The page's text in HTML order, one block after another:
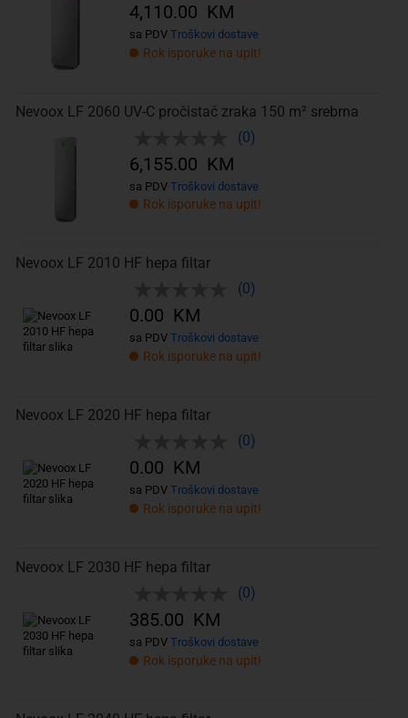
Rok isporuke na upit!
4,110.00 KM
sa PDV Troškovi dostave
Nevoox LF 2060 UV-C pročistač zraka 150 m² srebrna
(0)
Rok isporuke na upit!
6,155.00 KM
sa PDV Troškovi dostave
Nevoox LF 2010 HF hepa filtar
(0)
Rok isporuke na upit!
0.00 KM
sa PDV Troškovi dostave
Nevoox LF 2020 HF hepa filtar
(0)
Rok isporuke na upit!
0.00 KM
sa PDV Troškovi dostave
Nevoox LF 2030 HF hepa filtar
(0)
Rok isporuke na upit!
385.00 KM
sa PDV Troškovi dostave